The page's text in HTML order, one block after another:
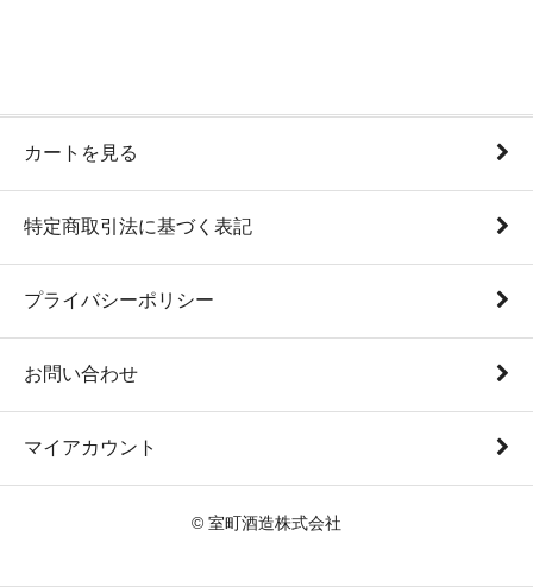
カートを見る
特定商取引法に基づく表記
プライバシーポリシー
お問い合わせ
マイアカウント
© 室町酒造株式会社